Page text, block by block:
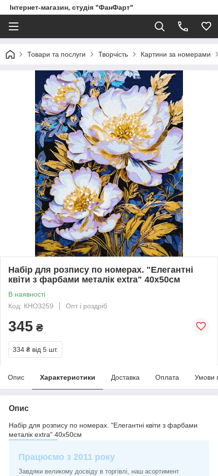
Інтернет-магазин, студія "ФанФарт"
Товари та послуги Творчість Картини за номерами
Набір для розпису по номерах. "Елегантні
квіти з фарбами металік extra" 40х50см
В наявності
Код: КНО3259
Опт і роздріб
345 ₴
334 ₴ від 5 шт.
Опис Характеристики Доставка Оплата Умови
Опис
Набір для розпису по номерах. "Елегантні квіти з фарбами
металік extra" 40х50см
Працюємо з 2011 року
Завдяки великому досвіду в торгівлі, наш асортимент